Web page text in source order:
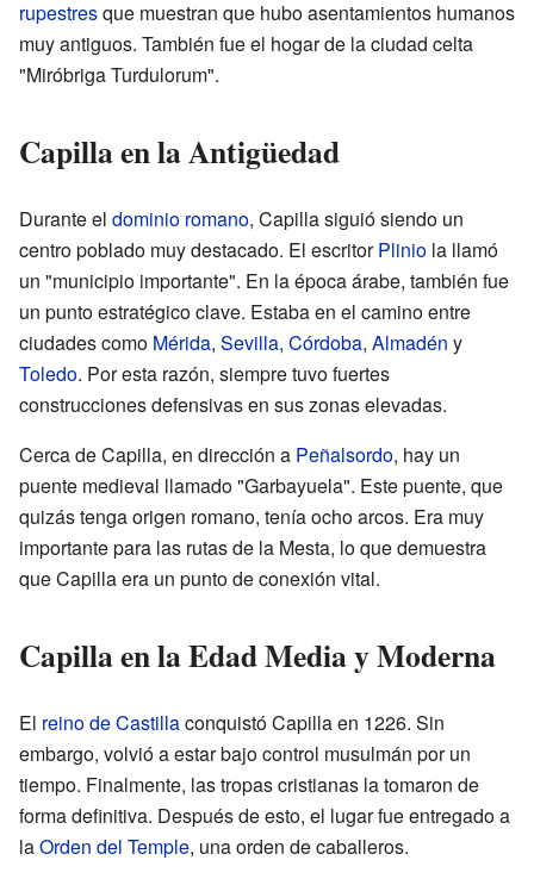
rupestresque muestran que hubo asentamientos humanos
muy antiguos. También fue el hogar de la ciudad celta
"Miróbriga Turdulorum".
Capilla en la Antigüedad
Durante el dominio romano, Capilla siguió siendo un
centro poblado muy destacado. El escritorPlinio la llamó
un "municipio importante". En la época árabe, también fue
un punto estratégico clave. Estaba en el camino entre
ciudades como Mérida, Sevilla, Córdoba, Almadén y
Toledo. Por esta razón, siempre tuvo fuertes
construcciones defensivas en sus zonas elevadas.
Cerca de Capilla, en dirección a Peñalsordo, hay un
puente medieval llamado "Garbayuela". Este puente, que
quizás tenga origen romano, tenía ocho arcos. Era muy
importante para las rutas de la Mesta, lo que demuestra
que Capilla era un punto de conexión vital.
Capilla en la Edad Media y Moderna
El reino de Castillaconquistó Capilla en 1226. Sin
embargo, volvió a estar bajo control musulmán por un
tiempo. Finalmente, las tropas cristianas la tomaron de
forma definitiva. Después de esto, el lugar fue entregado a
laOrden del Temple, una orden de caballeros.